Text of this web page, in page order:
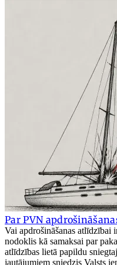
Par PVN
Vai apdrošināšanas atlīdzībai
nodoklis kā samaksai par
atlīdzības lietā papildu
jautājumiem sniedzis Valsts